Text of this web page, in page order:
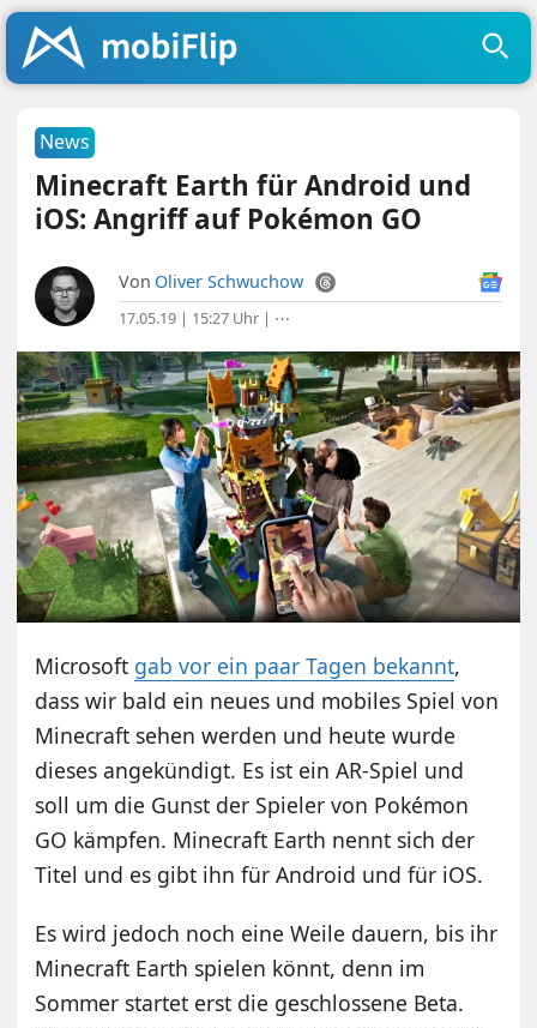
News
Minecraft Earth für Android und
iOS: Angriff auf Pokémon GO
Von Oliver Schwuchow
17.05.19 | 15:27 Uhr | ⋯
Microsoft gab vor ein paar Tagen bekannt,
dass wir bald ein neues und mobiles Spiel von
Minecraft sehen werden und heute wurde
dieses angekündigt. Es ist ein AR-Spiel und
soll um die Gunst der Spieler von Pokémon
GO kämpfen. Minecraft Earth nennt sich der
Titel und es gibt ihn für Android und für iOS.
Es wird jedoch noch eine Weile dauern, bis ihr
Minecraft Earth spielen könnt, denn im
Sommer startet erst die geschlossene Beta.